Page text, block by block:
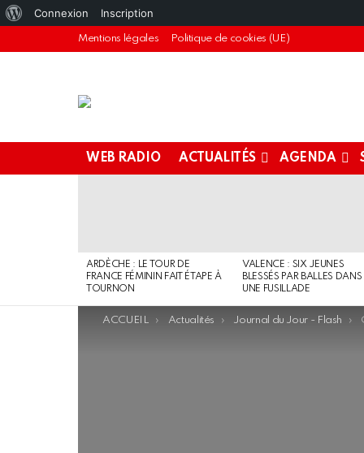
Mentions légales Politique de cookies (UE)
WEB RADIO ACTUALITÉS AGENDA
ARDÈCHE : LE TOUR DE
FRANCE FÉMININ FAIT ÉTAPE À
TOURNON
VALENCE : SIX JEUNES
BLESSÉS PAR BALLES DANS
UNE FUSILLADE
You are here:
ACCUEIL Actualités Journal du Jour - Flash
Connexion Inscription